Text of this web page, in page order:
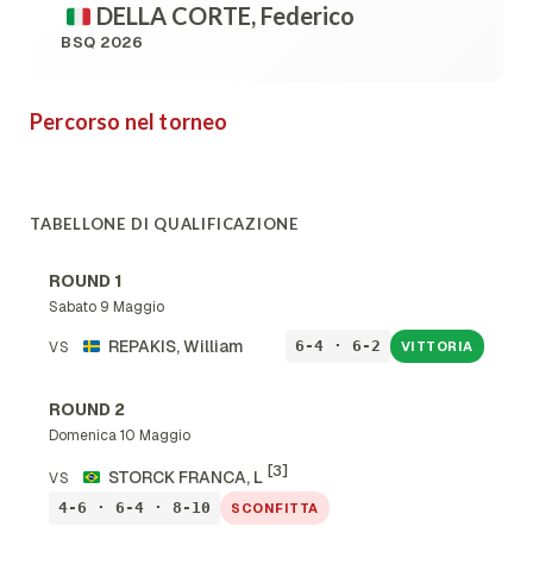
DELLA CORTE, Federico
BSQ 2026
Percorso nel torneo
TABELLONE DI QUALIFICAZIONE
ROUND 1
Sabato 9 Maggio
VS REPAKIS, William 6-4 · 6-2 VITTORIA
ROUND 2
Domenica 10 Maggio
VS STORCK FRANCA, L [3]
4-6 · 6-4 · 8-10 SCONFITTA